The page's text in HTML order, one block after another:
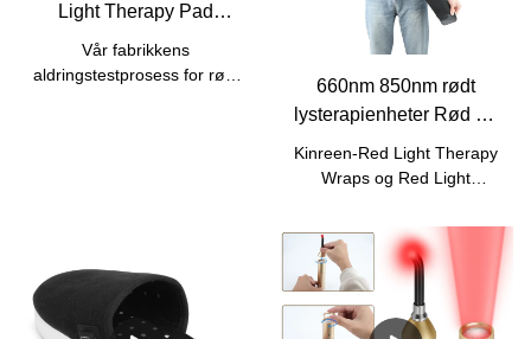
Light Therapy Pad
Aldringstest
Vår fabrikkens
aldringstestprosess for rødt
660nm 850nm rødt
lysterapienheter Rød og
nær infrarød aldringstest
Kinreen-Red Light Therapy
Wraps og Red Light
Aldringstest.